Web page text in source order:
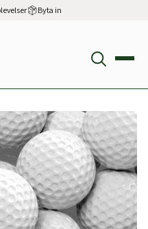
Byta in